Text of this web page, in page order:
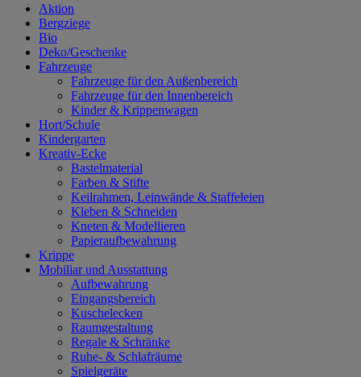
Aktion
Bergziege
Bio
Deko/Geschenke
Fahrzeuge
Fahrzeuge für den Außenbereich
Fahrzeuge für den Innenbereich
Kinder & Krippenwagen
Hort/Schule
Kindergarten
Kreativ-Ecke
Bastelmaterial
Farben & Stifte
Keilrahmen, Leinwände & Staffeleien
Kleben & Schneiden
Kneten & Modellieren
Papieraufbewahrung
Krippe
Mobiliar und Ausstattung
Aufbewahrung
Eingangsbereich
Kuschelecken
Raumgestaltung
Regale & Schränke
Ruhe- & Schlafräume
Spielgeräte